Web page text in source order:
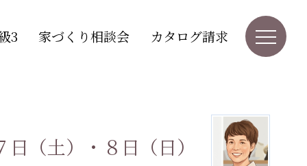
3 家づくり相談会 カタログ請求
（土）・８日（日）